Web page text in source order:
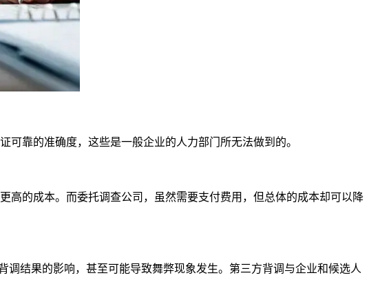
靠的准确度，这些是一般企业的人力部门所无法做到的。
高的成本。而委托调查公司，虽然需要支付费用，但总体的成本却可以降
结果的影响，甚至可能导致舞弊现象发生。第三方背调与企业和候选人